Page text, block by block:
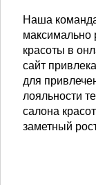
Наша
максимально
красоты в
сайт
для
лояльности
салона
заметный